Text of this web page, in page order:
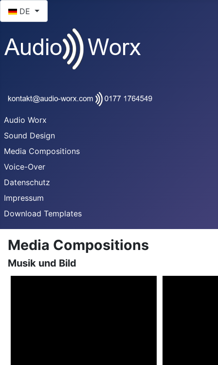
DE
Audio Worx
Sound Design
Media Compositions
Voice-Over
Datenschutz
Impressum
Download Templates
Media Compositions
Musik und Bild